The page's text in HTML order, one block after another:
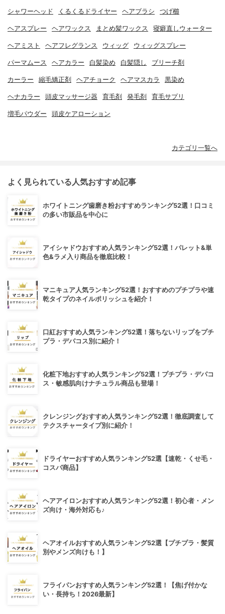
シャワーヘッド くるくるドライヤー ヘアブラシ つげ櫛
ヘアスプレー ヘアワックス まとめ髪ワックス 寝癖直しウォーター
ヘアミスト ヘアフレグランス ウィッグ ウィッグスプレー
パーマムース ヘアカラー 白髪染め 白髪隠し ブリーチ剤
カーラー 縮毛矯正剤 ヘアチョーク ヘアマスカラ 黒染め
ヘナカラー 頭皮マッサージ器 育毛剤 発毛剤 育毛サプリ
増毛パウダー 頭皮ケアローション
カテゴリ一覧へ
よく見られている人気おすすめ記事
ホワイトニング歯磨き粉おすすめランキング52選！口コミ
の多い市販品を中心に
アイシャドウおすすめ人気ランキング52選！パレット&単
色&ラメ入り商品を徹底比較！
マニキュア人気ランキング52選！おすすめのプチプラや速
乾タイプのネイルポリッシュを紹介！
口紅おすすめ人気ランキング52選！落ちないリップをプチ
プラ・デパコス別に紹介！
化粧下地おすすめ人気ランキング52選！プチプラ・デパコ
ス・敏感肌向けナチュラル商品も登場！
クレンジングおすすめ人気ランキング52選！徹底調査して
テクスチャータイプ別に紹介！
ドライヤーおすすめ人気ランキング52選【速乾・くせ毛・
コスパ商品】
ヘアアイロンおすすめ人気ランキング52選！初心者・メン
ズ向け・海外対応も♪
ヘアオイルおすすめ人気ランキング52選【プチプラ・髪質
別やメンズ向けも！】
フライパンおすすめ人気ランキング52選！【焦げ付かな
い・長持ち！2026最新】